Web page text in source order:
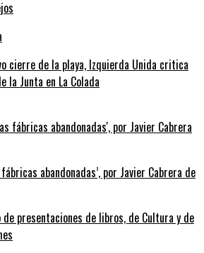
cierre de la playa, Izquierda Unida critica
la Junta en La Colada
fábricas abandonadas’, por Javier Cabrera de